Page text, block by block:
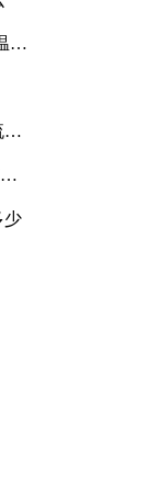
冲
量
少